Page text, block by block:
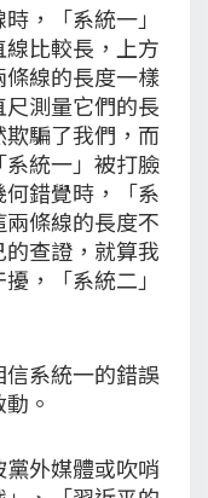
，「系統一」
比較長，上方
線的長度一樣
測量它們的長
騙了我們，而
系統一」被打臉
錯覺時，「系
條線的長度不
查證，就算我
，「系統二」
系統一的錯誤
。
外媒體或吹哨